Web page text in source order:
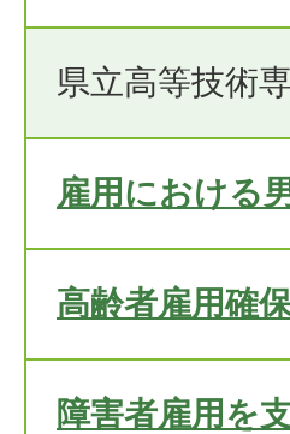
県立高等技術
雇用における
高齢者雇用確
障害者雇用を